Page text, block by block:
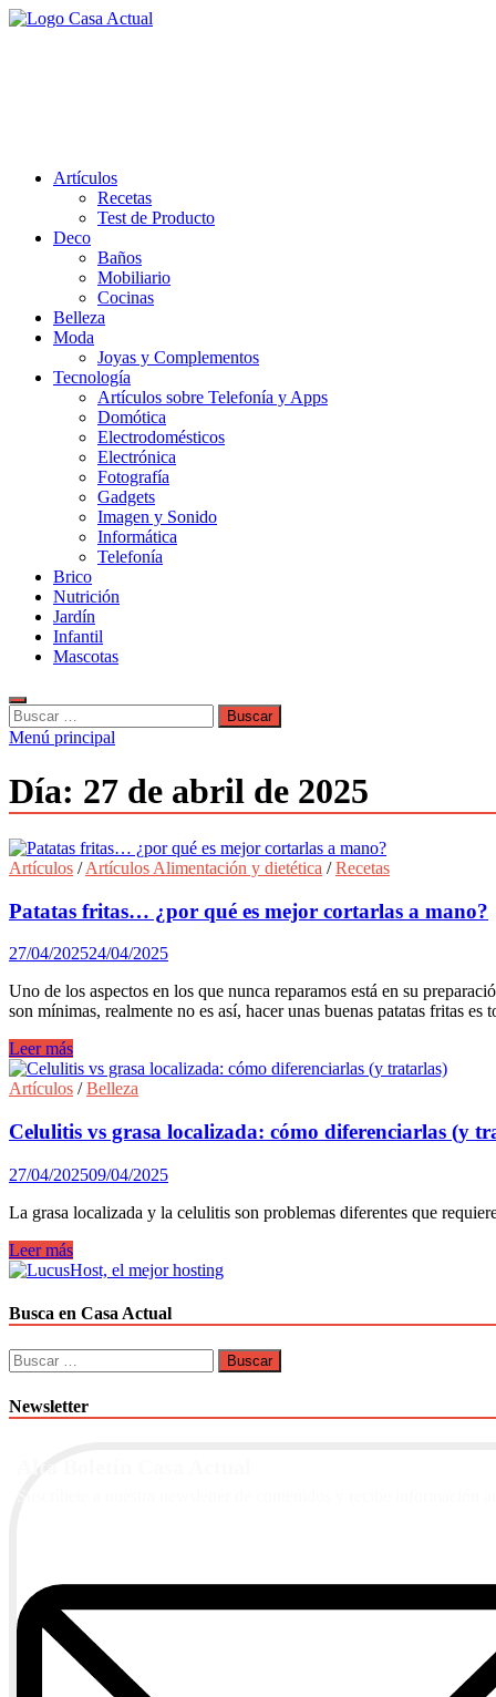
Saltar
Artículos
Recetas
Test de Producto
Deco
Baños
Mobiliario
Cocinas
Belleza
Moda
Joyas y Complementos
Tecnología
Artículos sobre Telefonía y Apps
Domótica
Electrodomésticos
Electrónica
Fotografía
Gadgets
Imagen y Sonido
Informática
Telefonía
Brico
Nutrición
Jardín
Infantil
Mascotas
Buscar:
Menú principal
Día: 27 de abril de 2025
Artículos /Artículos Alimentación y dietética /Recetas
Patatas fritas… ¿por qué es mejor cortarlas a mano?
27/04/202524/04/2025
Uno de los aspectos en los que nunca reparamos está en su
son mínimas, realmente no es así, hacer unas buenas patatas fritas es
Patatas
fritas…
¿por
es
mejor
cortarlas
a
mano?
Leer más
Artículos /Belleza
Celulitis vs grasa localizada: cómo diferenciarlas (y
27/04/202509/04/2025
La grasa localizada y la celulitis son problemas diferentes que
Celulitis
vs
localizada:
cómo
diferenciarlas
(y
Leer más
Busca en Casa Actual
Buscar:
Newsletter